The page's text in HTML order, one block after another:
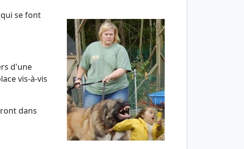
se font
d'une
vis-à-vis
dans